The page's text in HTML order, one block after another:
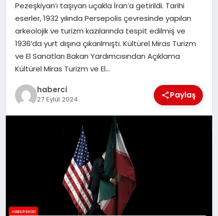
TEKNOLOJI
Pezeşkiyan’ı taşıyan uçakla İran’a getirildi. Tarihi
eserler, 1932 yılında Persepolis çevresinde yapılan
arkeolojik ve turizm kazılarında tespit edilmiş ve
1936’da yurt dışına çıkarılmıştı. Kültürel Miras Turizm
ve El Sanatları Bakan Yardımcısından Açıklama
Kültürel Miras Turizm ve El…
haberci
27 Eylül 2024 Paylaş